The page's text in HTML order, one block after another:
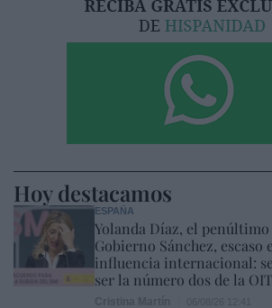
Hoy destacamos
ESPAÑA
Yolanda Díaz, el penúltimo
Gobierno Sánchez, escaso
influencia internacional:
ser la número dos de la OIT